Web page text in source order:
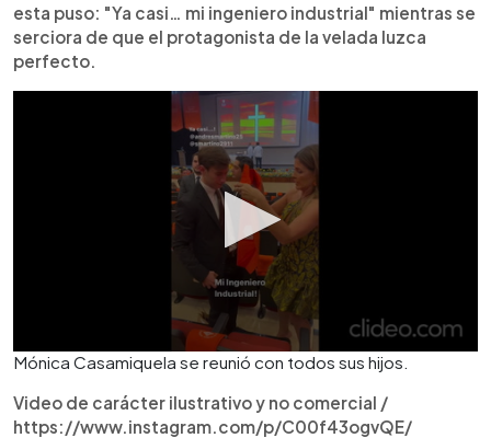
esta puso: "Ya casi… mi ingeniero industrial" mientras se
serciora de que el protagonista de la velada luzca
perfecto.
Mónica Casamiquela se reunió con todos sus hijos.
Video de carácter ilustrativo y no comercial /
https://www.instagram.com/p/C00f43ogvQE/